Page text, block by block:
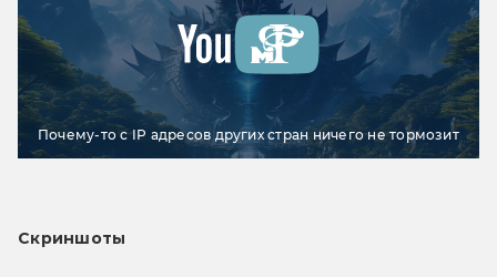
Почему-то с IP адресов других стран ничего не тормозит
Скриншоты